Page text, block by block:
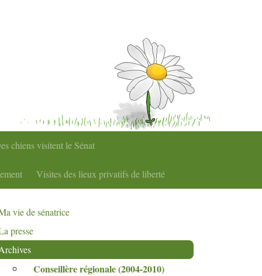
chiens visitent le Sénat
Visites des lieux privatifs de liberté
vie de sénatrice
presse
Conseillère régionale (2004-2010)